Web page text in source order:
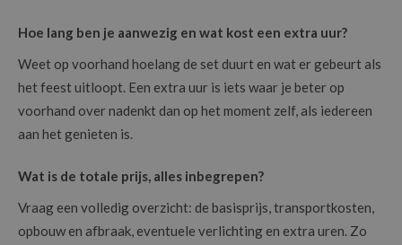
Hoe lang ben je aanwezig en wat kost een extra uur?
Weet op voorhand hoelang de set duurt en wat er gebeurt als
het feest uitloopt. Een extra uur is iets waar je beter op
voorhand over nadenkt dan op het moment zelf, als iedereen
aan het genieten is.
Wat is de totale prijs, alles inbegrepen?
Vraag een volledig overzicht: de basisprijs, transportkosten,
opbouw en afbraak, eventuele verlichting en extra uren. Zo